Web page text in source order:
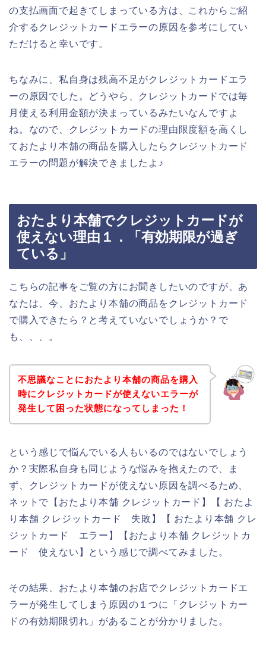
の支払画面で起きてしまっている方は、これからご紹
介するクレジットカードエラーの原因を参考にしてい
ただけると幸いです。
ちなみに、私自身は残高不足がクレジットカードエラ
ーの原因でした。どうやら、クレジットカードでは毎
月使える利用金額が決まっているみたいなんですよ
ね。なので、クレジットカードの理由限度額を高くし
ておたより本舗の商品を購入したらクレジットカード
エラーの問題が解決できましたよ♪
おたより本舗でクレジットカードが
使えない理由１．「有効期限が過ぎ
ている」
こちらの記事をご覧の方にお聞きしたいのですが、あ
なたは、今、おたより本舗の商品をクレジットカード
で購入できたら？と考えていないでしょうか？で
も、、、。
不思議なことにおたより本舗の商品を購入
時にクレジットカードが使えないエラーが
発生して困った状態になってしまった！
という感じで悩んでいる人もいるのではないでしょう
か？実際私自身も同じような悩みを抱えたので、ま
ず、クレジットカードが使えない原因を調べるため、
ネットで【おたより本舗 クレジットカード】【 おたよ
り本舗 クレジットカード 失敗】【 おたより本舗 クレ
ジットカード エラー】【おたより本舗 クレジットカ
ード 使えない】という感じで調べてみました。
その結果、おたより本舗のお店でクレジットカードエ
ラーが発生してしまう原因の１つに「クレジットカー
ドの有効期限切れ」があることが分かりました。